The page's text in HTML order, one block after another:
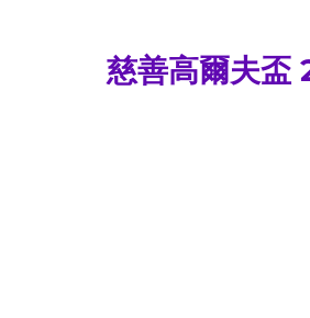
慈善高爾夫盃